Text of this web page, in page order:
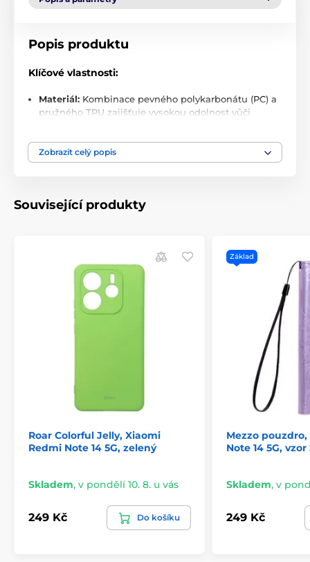
Popis produktu
Klíčové vlastnosti:
Materiál: Kombinace pevného polykarbonátu (PC) a
pružného TPU zajišťuje vysokou odolnost vůči
MagSafe kompatibilita:Integrovaný magnetický
kroužek s neodymovými magnety pro silné a přesné
zbytečného zvětšení objemu nebo hmotnosti
minimalizují přenos nárazů a chrání tělo telefonu
před mechanickým poškozením.
Bez kompromisů:
poškození – pouzdro je navrženo s důrazem na
detail a dlouhodobé používání.
Zobrazit celý popis
Související produkty
Roar Colorful Jelly, Xiaomi
Redmi Note 14 5G, zelený
Skladem, v pondělí 10. 8. u vás
249 Kč Do košíku
Základ
Mezzo
Note 14 5G,
Skladem, v
249 Kč